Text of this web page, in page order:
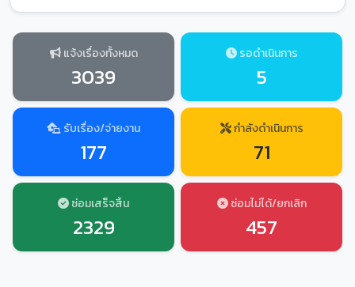
แจ้งเรื่องทั้งหมด
3039
รอดำเนินการ
5
รับเรื่อง/จ่ายงาน
177
กำลังดำเนินการ
71
ซ่อมเสร็จสิ้น
2329
ซ่อมไม่ได้/ยกเลิก
457